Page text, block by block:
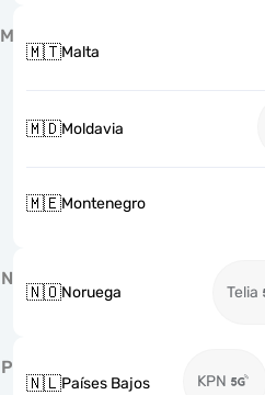
M
🇲🇹Malta
🇲🇩Moldavia
🇲🇪Montenegro
N
🇳🇴Noruega Telia
P
🇳🇱Países Bajos KPN